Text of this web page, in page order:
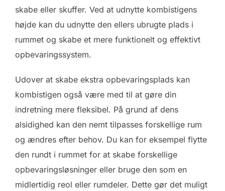
skabe eller skuffer. Ved at udnytte kombistigens
højde kan du udnytte den ellers ubrugte plads i
rummet og skabe et mere funktionelt og effektivt
opbevaringssystem.
Udover at skabe ekstra opbevaringsplads kan
kombistigen også være med til at gøre din
indretning mere fleksibel. På grund af dens
alsidighed kan den nemt tilpasses forskellige rum
og ændres efter behov. Du kan for eksempel flytte
den rundt i rummet for at skabe forskellige
opbevaringsløsninger eller bruge den som en
midlertidig reol eller rumdeler. Dette gør det muligt